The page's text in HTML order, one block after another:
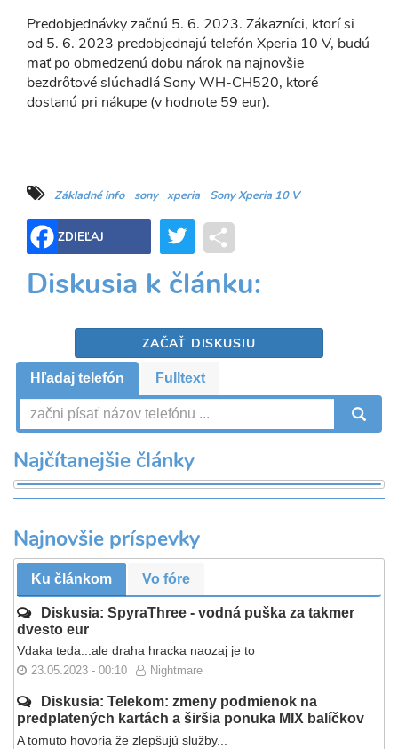
Predobjednávky začnú 5. 6. 2023. Zákazníci, ktorí si
od 5. 6. 2023 predobjednajú telefón Xperia 10 V, budú
mať po obmedzenú dobu nárok na najnovšie
bezdrôtové slúchadlá Sony WH-CH520, ktoré
dostanú pri nákupe (v hodnote 59 eur).
Základné info sony xperia Sony Xperia 10 V
ZDIEĽAJ Twitter
Diskusia k článku:
ZAČAŤ DISKUSIU
Hľadaj telefón Fulltext
Najčítanejšie články
Najnovšie príspevky
Ku článkom Vo fóre
Diskusia: SpyraThree - vodná puška za takmer
dvesto eur
Vdaka teda...ale draha hracka naozaj je to
23.05.2023 - 00:10 Nightmare
Diskusia: Telekom: zmeny podmienok na
predplatených kartách a širšia ponuka MIX balíčkov
A tomuto hovoria že zlepšujú služby...